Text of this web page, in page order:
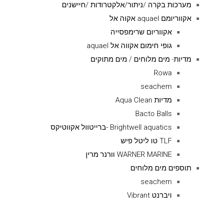
מערכות בקרה /ניתור/אלקטרודות /חיישנים
אקווריומם aquael אקוה אל
אקווריום שרימפסייה
גופי חימום אקווה אל aquael
מדיות- מים מלוחים / מים מתוקים
Rowa
seachem
מדיות Aqua Clean
Bacto Balls
Brightwell aquatics -ברייטוול אקווטיקס
TLF טו ליטל פיש
WARNER MARINE וורנר מרין
תוספים מים מלוחים
seachem
ויברנט Vibrant